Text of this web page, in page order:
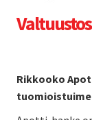
Rikkooko